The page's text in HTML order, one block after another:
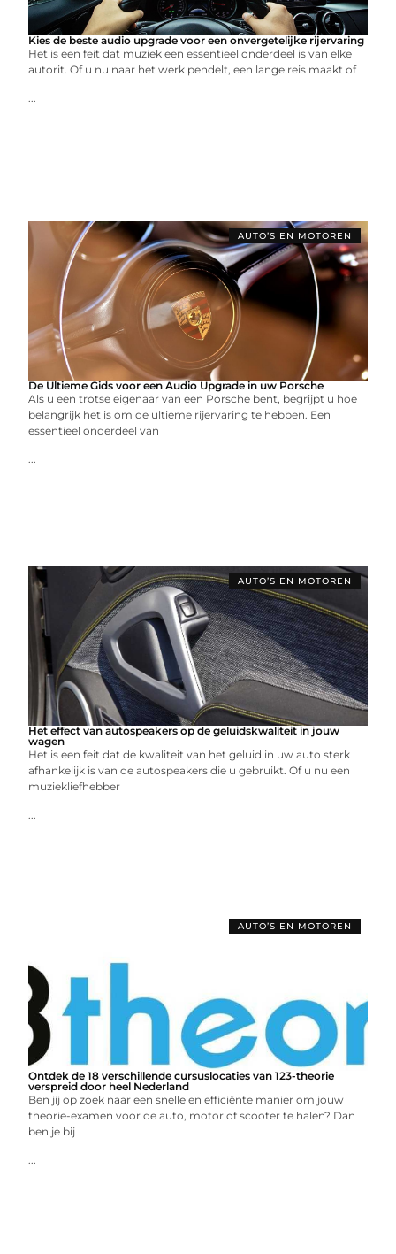
Kies de beste audio upgrade voor een onvergetelijke rijervaring
Het is een feit dat muziek een essentieel onderdeel is van elke
autorit. Of u nu naar het werk pendelt, een lange reis maakt of
...
AUTO’S EN MOTOREN
De Ultieme Gids voor een Audio Upgrade in uw Porsche
Als u een trotse eigenaar van een Porsche bent, begrijpt u hoe
belangrijk het is om de ultieme rijervaring te hebben. Een
essentieel onderdeel van
...
AUTO’S EN MOTOREN
Het effect van autospeakers op de geluidskwaliteit in jouw
wagen
Het is een feit dat de kwaliteit van het geluid in uw auto sterk
afhankelijk is van de autospeakers die u gebruikt. Of u nu een
muziekliefhebber
...
AUTO’S EN MOTOREN
Ontdek de 18 verschillende cursuslocaties van 123-theorie
verspreid door heel Nederland
Ben jij op zoek naar een snelle en efficiënte manier om jouw
theorie-examen voor de auto, motor of scooter te halen? Dan
ben je bij
...